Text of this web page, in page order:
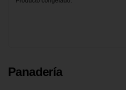
Panadería